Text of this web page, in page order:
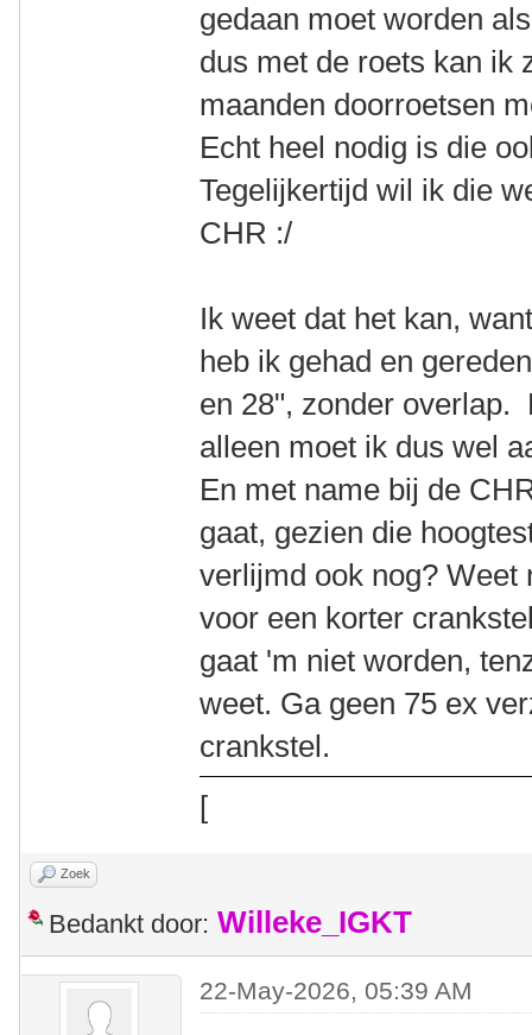
gedaan moet worden
dus met de roets kan ik
maanden doorroetsen
Echt heel nodig is die
Tegelijkertijd wil ik die
CHR :/
Ik weet dat het kan,
heb ik gehad en
en 28", zonder overlap.
alleen moet ik dus wel
En met name bij de
gaat, gezien die
verlijmd ook nog? Weet
voor een korter
gaat 'm niet worden,
weet. Ga geen 75 ex
crankstel.
[
Zoek
Bedankt door: Willeke_IGKT
22-May-2026, 05:39 AM